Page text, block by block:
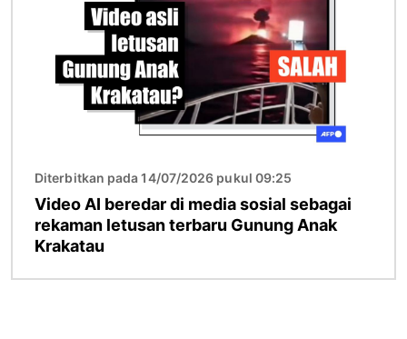
Diterbitkan pada 14/07/2026 pukul 09:25
Video AI beredar di media sosial sebagai
rekaman letusan terbaru Gunung Anak
Krakatau